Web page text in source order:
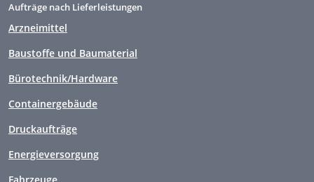
Aufträge nach Lieferleistungen
Arzneimittel
Baustoffe und Baumaterial
Bürotechnik/Hardware
Containergebäude
Druckaufträge
Energieversorgung